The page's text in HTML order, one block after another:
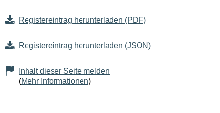
Registereintrag herunterladen (PDF)
Registereintrag herunterladen (JSON)
Inhalt dieser Seite melden
(Mehr Informationen)